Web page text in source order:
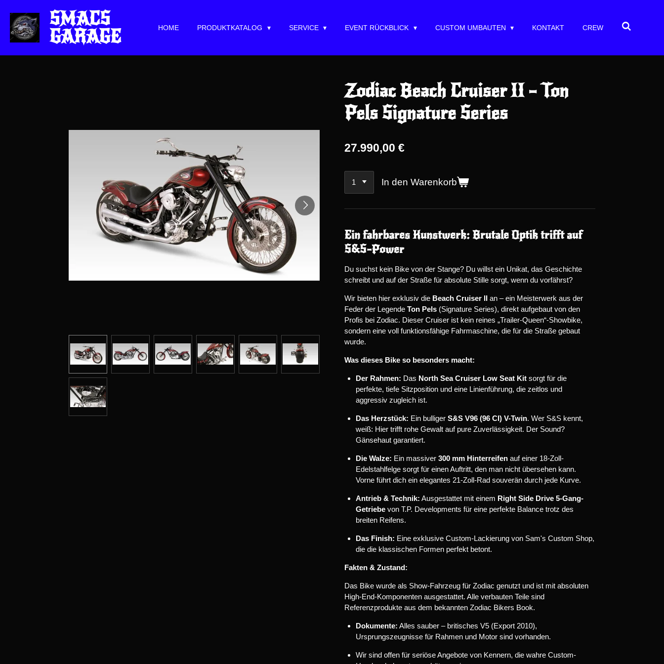
Hauptinhalt
springen
SMACS
GARAGE
HOME PRODUKTKATALOG SERVICE EVENT RÜCKBLICK CUSTOM UMBAUTEN KONTAKT CREW
Zodiac Beach Cruiser II – Ton
Pels Signature Series
27.990,00 €
In den Warenkorb
Ein fahrbares Kunstwerk: Brutale Optik trifft auf
S&S-Power
Du suchst kein Bike von der Stange? Du willst ein Unikat, das Geschichte
schreibt und auf der Straße für absolute Stille sorgt, wenn du vorfährst?
Wir bieten hier exklusiv die Beach Cruiser II an – ein Meisterwerk aus der
Feder der Legende Ton Pels (Signature Series), direkt aufgebaut von den
Profis bei Zodiac. Dieser Cruiser ist kein reines „Trailer-Queen“-Showbike,
sondern eine voll funktionsfähige Fahrmaschine, die für die Straße gebaut
wurde.
Was dieses Bike so besonders macht:
Der Rahmen: Das North Sea Cruiser Low Seat Kitsorgt für die
perfekte, tiefe Sitzposition und eine Linienführung, die zeitlos und
aggressiv zugleich ist.
Das Herzstück: Ein bulliger S&S V96 (96 CI) V-Twin. Wer S&S kennt,
weiß: Hier trifft rohe Gewalt auf pure Zuverlässigkeit. Der Sound?
Gänsehaut garantiert.
Die Walze: Ein massiver 300 mm Hinterreifenauf einer 18-Zoll-
Edelstahlfelge sorgt für einen Auftritt, den man nicht übersehen kann.
Vorne führt dich ein elegantes 21-Zoll-Rad souverän durch jede Kurve.
Antrieb & Technik: Ausgestattet mit einem Right Side Drive 5-Gang-
Getriebevon T.P. Developments für eine perfekte Balance trotz des
breiten Reifens.
Das Finish: Eine exklusive Custom-Lackierung von Sam's Custom Shop,
die die klassischen Formen perfekt betont.
Fakten & Zustand:
Das Bike wurde als Show-Fahrzeug für Zodiac genutzt und ist mit absoluten
High-End-Komponenten ausgestattet. Alle verbauten Teile sind
Referenzprodukte aus dem bekannten Zodiac Bikers Book.
Dokumente: Alles sauber – britisches V5 (Export 2010),
Ursprungszeugnisse für Rahmen und Motor sind vorhanden.
Wir sind offen für seriöse Angebote von Kennern, die wahre Custom-